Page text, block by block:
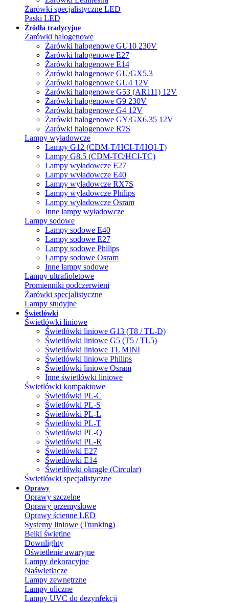
Żarówki specjalistyczne LED
Paski LED
Źródła tradycyjne
Żarówki halogenowe
Żarówki halogenowe GU10 230V
Żarówki halogenowe E27
Żarówki halogenowe E14
Żarówki halogenowe GU/GX5.3
Żarówki halogenowe GU4 12V
Żarówki halogenowe G53 (AR111) 12V
Żarówki halogenowe G9 230V
Żarówki halogenowe G4 12V
Żarówki halogenowe GY/GX6.35 12V
Żarówki halogenowe R7S
Lampy wyładowcze
Lampy G12 (CDM-T/HCI-T/HQI-T)
Lampy G8.5 (CDM-TC/HCI-TC)
Lampy wyładowcze E27
Lampy wyładowcze E40
Lampy wyładowcze RX7S
Lampy wyładowcze Philips
Lampy wyładowcze Osram
Inne lampy wyładowcze
Lampy sodowe
Lampy sodowe E40
Lampy sodowe E27
Lampy sodowe Philips
Lampy sodowe Osram
Inne lampy sodowe
Lampy ultrafioletowe
Promienniki podczerwieni
Żarówki specjalistyczne
Lampy studyjne
Świetlówki
Świetlówki liniowe
Świetlówki liniowe G13 (T8 / TL-D)
Świetlówki liniowe G5 (T5 / TL5)
Świetlówki liniowe TL MINI
Świetlówki liniowe Philips
Świetlówki liniowe Osram
Inne świetlówki liniowe
Świetlówki kompaktowe
Świetlówki PL-C
Świetlówki PL-S
Świetlówki PL-L
Świetlówki PL-T
Świetlówki PL-Q
Świetlówki PL-R
Świetlówki E27
Świetlówki E14
Świetlówki okrągłe (Circular)
Świetlówki specjalistyczne
Oprawy
Oprawy szczelne
Oprawy przemysłowe
Oprawy ścienne LED
Systemy liniowe (Trunking)
Belki świetlne
Downlighty
Oświetlenie awaryjne
Lampy dekoracyjne
Naświetlacze
Lampy zewnętrzne
Lampy uliczne
Lampy UVC do dezynfekcji